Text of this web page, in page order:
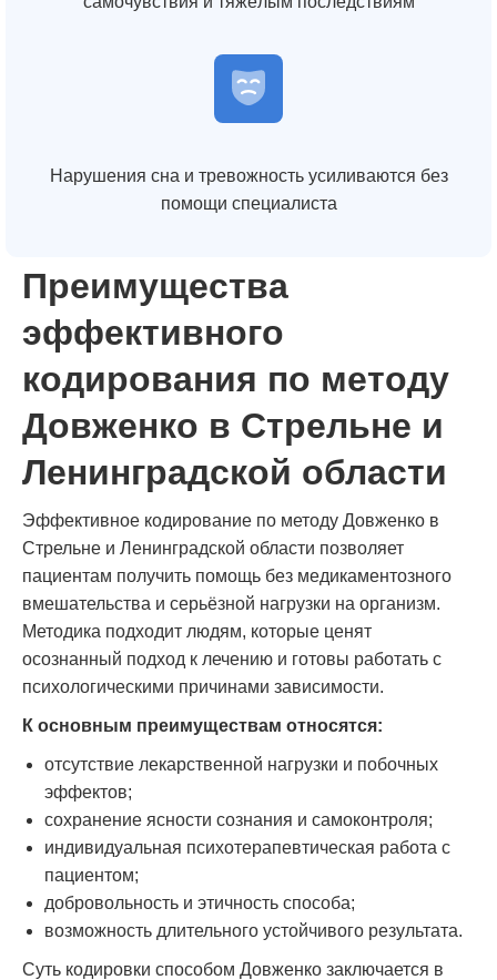
Нарушения сна и тревожность усиливаются без
помощи специалиста
Преимущества
эффективного
кодирования по методу
Довженко в Стрельне и
Ленинградской области
Эффективное кодирование по методу Довженко в
Стрельне и Ленинградской области позволяет
пациентам получить помощь без медикаментозного
вмешательства и серьёзной нагрузки на организм.
Методика подходит людям, которые ценят
осознанный подход к лечению и готовы работать с
психологическими причинами зависимости.
К основным преимуществам относятся:
отсутствие лекарственной нагрузки и побочных
эффектов;
сохранение ясности сознания и самоконтроля;
индивидуальная психотерапевтическая работа с
пациентом;
добровольность и этичность способа;
возможность длительного устойчивого результата.
Суть кодировки способом Довженко заключается в